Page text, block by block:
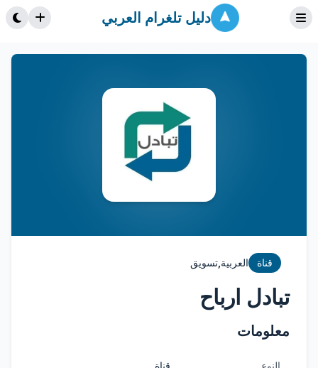
دليل تلغرام العربي
قناة العربية,تسويق
تبادل ارباح
معلومات